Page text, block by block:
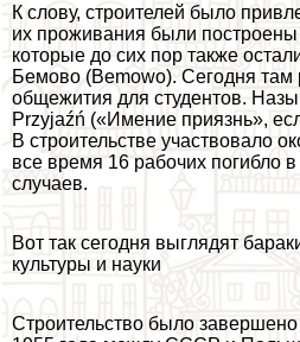
К слову, строителей было
их проживания были
которые до сих пор также
Бемово (Bemowo). Сегодня там
общежития для студентов.
Przyjaźń («Имение приязнь»,
В строительстве участвовало
все время 16 рабочих погибло
случаев.
Вот так сегодня выглядят
культуры и науки
Строительство было